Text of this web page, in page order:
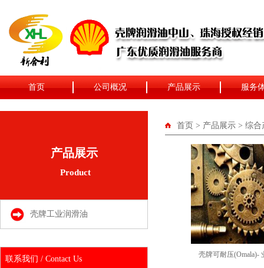
首页 公司概况 产品展示 服务
产品展示
Product
壳牌工业润滑油
联系我们 / Contact Us
首页 > 产品展示 > 综合
壳牌可耐压(Omala)-